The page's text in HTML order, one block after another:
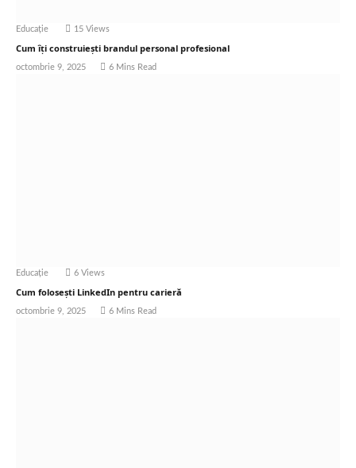
Educație 15 Views
Cum îți construiești brandul personal profesional
octombrie 9, 2025 6 Mins Read
Educație 6 Views
Cum folosești LinkedIn pentru carieră
octombrie 9, 2025 6 Mins Read